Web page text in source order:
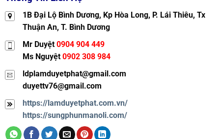
1B Đại Lộ Bình Dương, Kp Hòa Long, P. Lái Thiêu, Tx
Thuận An, T. Bình Dương
Mr Duyệt 0904 904 449
Ms Nguyệt 0902 308 984
ldplamduyetphat@gmail.com
duyettv76@gmail.com
https://lamduyetphat.com.vn/
https://sungphunmanoli.com/